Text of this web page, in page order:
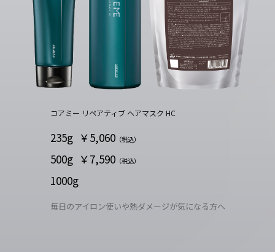
コアミー リペアティブ ヘアマスク HC
235g ￥5,060（税込）
500g ￥7,590（税込）
1000g
毎日のアイロン使いや熱ダメージが気になる方へ